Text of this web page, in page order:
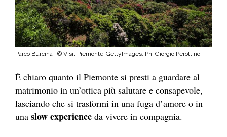
Parco Burcina | © Visit Piemonte-GettyImages, Ph. Giorgio Perottino
È chiaro quanto il Piemonte si presti a guardare al
matrimonio in un’ottica più salutare e consapevole,
lasciando che si trasformi in una fuga d’amore o in
una slow experience da vivere in compagnia.